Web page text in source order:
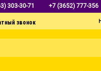
303-30-71 +7 (3652) 777-356